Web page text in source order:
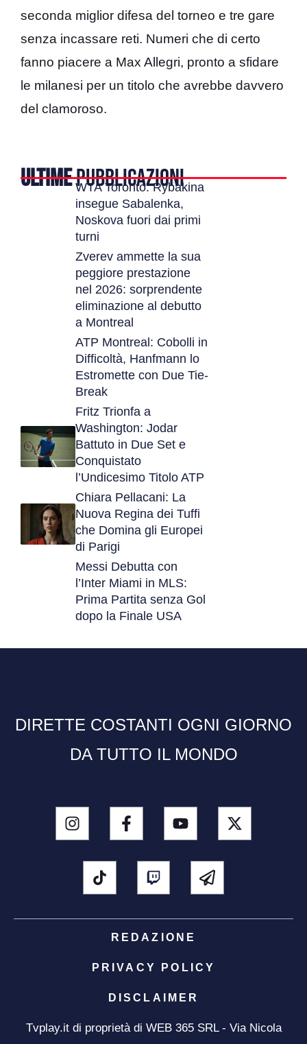
seconda miglior difesa del torneo e tre gare
senza incassare reti. Numeri che di certo
fanno piacere a Max Allegri, pronto a sfidare
le milanesi per un titolo che avrebbe davvero
del clamoroso.
ULTIMEPUBBLICAZIONI
WTA Toronto: Rybakina
insegue Sabalenka,
Noskova fuori dai primi
turni
Zverev ammette la sua
peggiore prestazione
nel 2026: sorprendente
eliminazione al debutto
a Montreal
ATP Montreal: Cobolli in
Difficoltà, Hanfmann lo
Estromette con Due Tie-
Break
Fritz Trionfa a
Washington: Jodar
Battuto in Due Set e
Conquistato
l’Undicesimo Titolo ATP
Chiara Pellacani: La
Nuova Regina dei Tuffi
che Domina gli Europei
di Parigi
Messi Debutta con
l’Inter Miami in MLS:
Prima Partita senza Gol
dopo la Finale USA
DIRETTE COSTANTI OGNI GIORNO
DA TUTTO IL MONDO
REDAZIONE
PRIVACY POLICY
DISCLAIMER
Tvplay.it di proprietà di WEB 365 SRL - Via Nicola